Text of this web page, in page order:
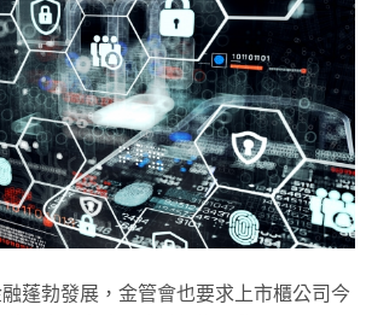
蓬勃發展，金管會也要求上市櫃公司今